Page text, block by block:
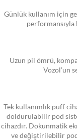
Günlük kullanım için
performansıyla
Uzun pil ömrü,
Vozol’un
Tek kullanımlık puff
doldurulabilir pod
cihazdır. Dokunmatik
ve değiştirilebilir